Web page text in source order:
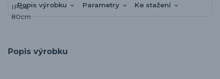
Popis výrobku Parametry Ke stažení
Popis výrobku